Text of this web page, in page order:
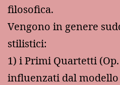
filosofica.
Vengono in genere
stilistici:
1) i Primi Quartetti
influenzati dal